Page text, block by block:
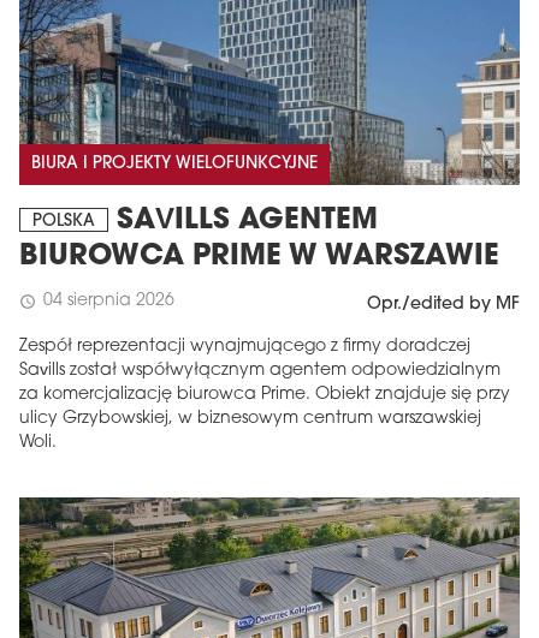
BIURA I PROJEKTY WIELOFUNKCYJNE
POLSKA
SAVILLS AGENTEM
BIUROWCA PRIME W WARSZAWIE
schedule 04 sierpnia 2026 Opr./edited by MF
Zespół reprezentacji wynajmującego z firmy doradczej
Savills został współwyłącznym agentem odpowiedzialnym
za komercjalizację biurowca Prime. Obiekt znajduje się przy
ulicy Grzybowskiej, w biznesowym centrum warszawskiej
Woli.